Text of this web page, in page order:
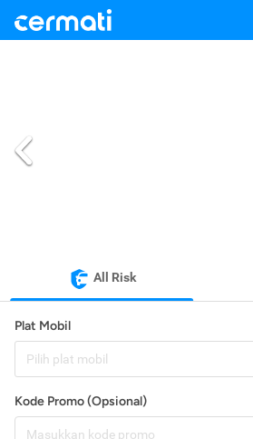
All Risk
Plat Mobil
Pilih plat mobil
Kode Promo (Opsional)